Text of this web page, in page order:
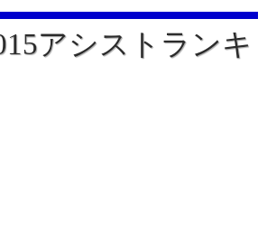
アシストランキ